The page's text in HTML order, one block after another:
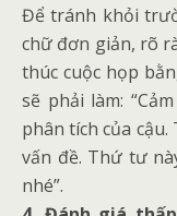
Để tránh khỏi
chữ đơn giản, rõ
thúc cuộc họp
sẽ phải làm:
phân tích của
vấn đề. Thứ tư
nhé”.